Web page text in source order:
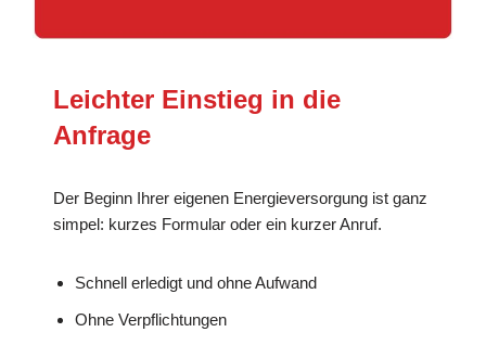
Leichter Einstieg in die
Anfrage
Der Beginn Ihrer eigenen Energieversorgung ist ganz
simpel: kurzes Formular oder ein kurzer Anruf.
Schnell erledigt und ohne Aufwand
Ohne Verpflichtungen